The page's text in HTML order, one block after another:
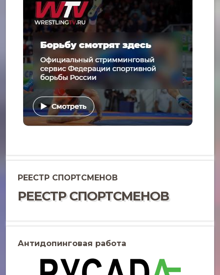
РЕЕСТР СПОРТСМЕНОВ
РЕЕСТР СПОРТСМЕНОВ
Антидопинговая работа